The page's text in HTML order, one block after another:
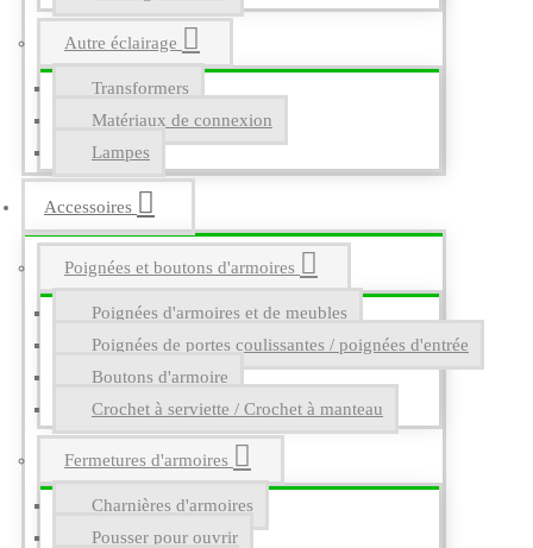
Autre éclairage
Transformers
Matériaux de connexion
Lampes
Accessoires
Poignées et boutons d'armoires
Poignées d'armoires et de meubles
Poignées de portes coulissantes / poignées d'entrée
Boutons d'armoire
Crochet à serviette / Crochet à manteau
Fermetures d'armoires
Charnières d'armoires
Pousser pour ouvrir